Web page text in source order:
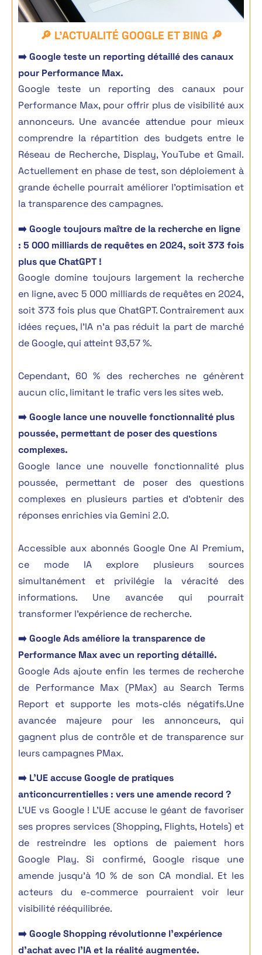
🔎 L'ACTUALITÉ GOOGLE ET BING 🔎
➡️Google teste un reporting détaillé des canaux
pour Performance Max.
Google teste un reporting des canaux pour
Performance Max, pour offrir plus de visibilité aux
annonceurs. Une avancée attendue pour mieux
comprendre la répartition des budgets entre le
Réseau de Recherche, Display, YouTube et Gmail.
Actuellement en phase de test, son déploiement à
grande échelle pourrait améliorer l’optimisation et
la transparence des campagnes.
➡️ Google toujours maître de la recherche en ligne
: 5 000 milliards de requêtes en 2024, soit 373 fois
plus que ChatGPT !
Google domine toujours largement la recherche
en ligne, avec 5 000 milliards de requêtes en 2024,
soit 373 fois plus que ChatGPT. Contrairement aux
idées reçues, l’IA n’a pas réduit la part de marché
de Google, qui atteint 93,57 %.
Cependant, 60 % des recherches ne génèrent
aucun clic, limitant le trafic vers les sites web.
➡️ Google lance une nouvelle fonctionnalité plus
poussée, permettant de poser des questions
complexes.
Google lance une nouvelle fonctionnalité plus
poussée, permettant de poser des questions
complexes en plusieurs parties et d’obtenir des
réponses enrichies via Gemini 2.0.
Accessible aux abonnés Google One AI Premium,
ce mode IA explore plusieurs sources
simultanément et privilégie la véracité des
informations. Une avancée qui pourrait
transformer l’expérience de recherche.
➡️ Google Ads améliore la transparence de
Performance Max avec un reporting détaillé.
Google Ads ajoute enfin les termes de recherche
de Performance Max (PMax) au Search Terms
Report et supporte les mots-clés négatifs.Une
avancée majeure pour les annonceurs, qui
gagnent plus de contrôle et de transparence sur
leurs campagnes PMax.
➡️ L’UE accuse Google de pratiques
anticoncurrentielles : vers une amende record ?
L’UE vs Google ! L’UE accuse le géant de favoriser
ses propres services (Shopping, Flights, Hotels) et
de restreindre les options de paiement hors
Google Play. Si confirmé, Google risque une
amende jusqu’à 10 % de son CA mondial. Et les
acteurs du e-commerce pourraient voir leur
visibilité rééquilibrée.
➡️Google Shopping révolutionne l’expérience
d’achat avec l’IA et la réalité augmentée.